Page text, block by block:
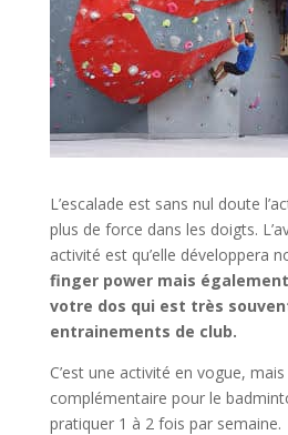
L’escalade est sans nul doute
plus de force dans les doigts.
activité est qu’elle développera
finger power mais également
votre dos qui est très
entrainements de club.
C’est une activité en vogue,
complémentaire pour le
pratiquer 1 à 2 fois par semaine.